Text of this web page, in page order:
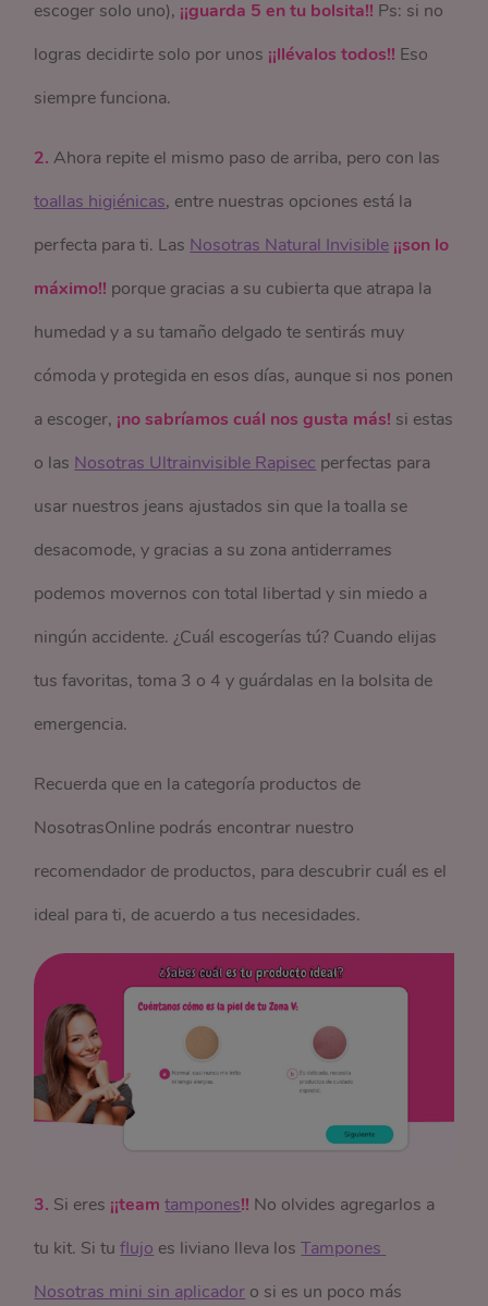
escoger solo uno), ¡¡guarda 5 en tu bolsita!! Ps: si no
logras decidirte solo por unos ¡¡llévalos todos!! Eso
siempre funciona.
2. Ahora repite el mismo paso de arriba, pero con las
toallas higiénicas, entre nuestras opciones está la
perfecta para ti. Las Nosotras Natural Invisible ¡¡son lo
máximo!! porque gracias a su cubierta que atrapa la
humedad y a su tamaño delgado te sentirás muy
cómoda y protegida en esos días, aunque si nos ponen
a escoger, ¡no sabríamos cuál nos gusta más! si estas
o las Nosotras Ultrainvisible Rapisec perfectas para
usar nuestros jeans ajustados sin que la toalla se
desacomode, y gracias a su zona antiderrames
podemos movernos con total libertad y sin miedo a
ningún accidente. ¿Cuál escogerías tú? Cuando elijas
tus favoritas, toma 3 o 4 y guárdalas en la bolsita de
emergencia.
Recuerda que en la categoría productos de
NosotrasOnline podrás encontrar nuestro
recomendador de productos, para descubrir cuál es el
ideal para ti, de acuerdo a tus necesidades.
3. Si eres ¡¡teamtampones!! No olvides agregarlos a
tu kit. Si tuflujo es liviano lleva losTampones
Nosotras mini sin aplicador o si es un poco más